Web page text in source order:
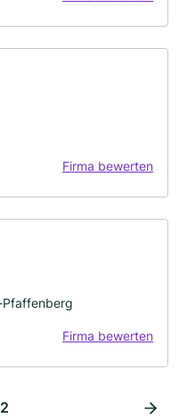
Firma bewerten
Firma bewerten
2